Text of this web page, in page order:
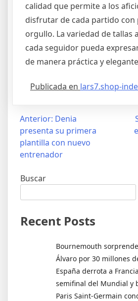
calidad que permite a los
disfrutar de cada partido con
orgullo. La variedad de tallas
cada seguidor pueda
de manera práctica y
Publicada en lars7.shop-
Navegación
entradas
Anterior: Denia
presenta su primera
plantilla con nuevo
entrenador
Buscar
Recent Posts
Bournemouth
Álvaro por 30 millones
España derrota a
semifinal del Mundial y
Paris Saint-Germain